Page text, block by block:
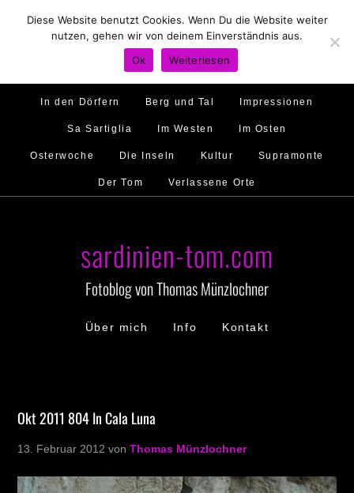
Hirtenland Traumstrände Feste feiern
Golfo di Orosei Im Norden
Murales Ambiente
In den Dörfern Berg und Tal Impressionen
Sa Sartiglia Im Westen Im Osten
Osterwoche Die Inseln Kultur Supramonte
Der Tom Verlassene Orte
sardinien-tom.com
Fotoblog von Thomas Münzlochner
Über mich Info Kontakt
Okt 2011 804 In Cala Luna
13. Februar 2012 vonThomas Münzlochner
Diese Website benutzt Cookies. Wenn Du die Website weiter
nutzen, gehen wir von deinem Einverständnis aus.
Ok
Weiterlesen